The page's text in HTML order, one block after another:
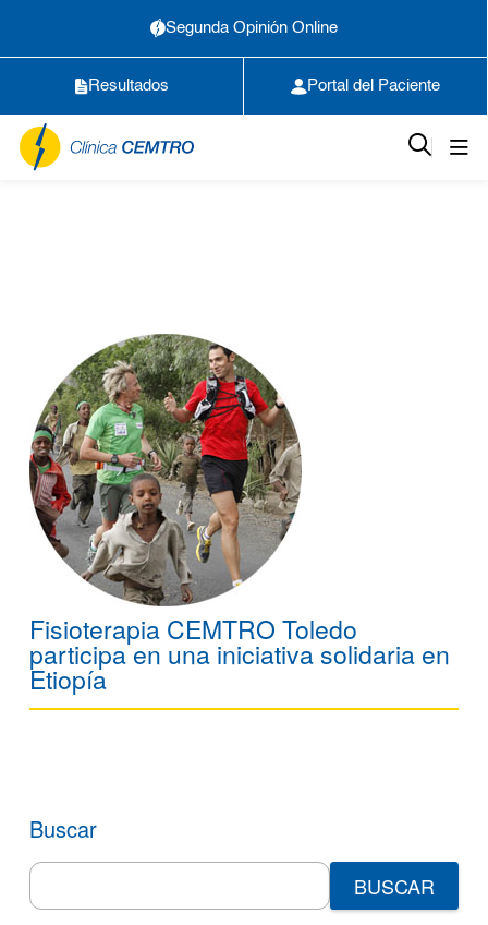
Segunda Opinión Online
Resultados Portal del Paciente
Fisioterapia CEMTRO Toledo
participa en una iniciativa solidaria en
Etiopía
Buscar
Search
for: